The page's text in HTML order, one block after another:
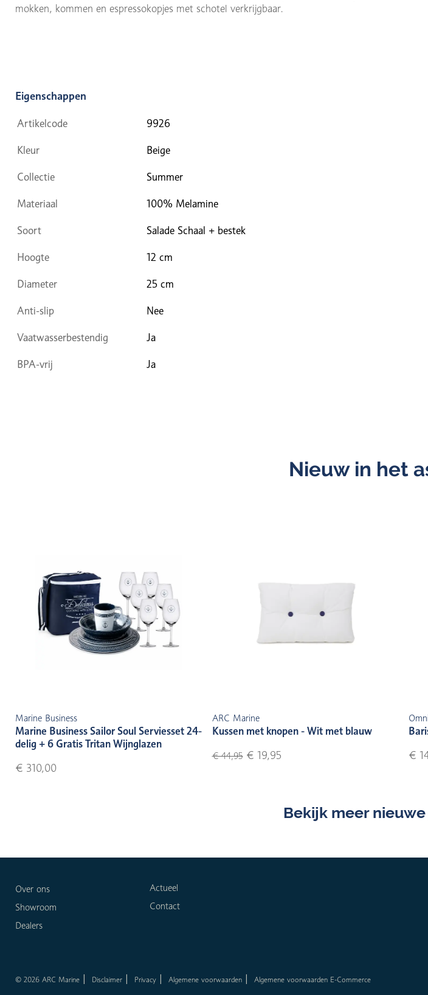
mokken, kommen en espressokopjes met schotel verkrijgbaar.
Eigenschappen
Artikelcode 9926
Kleur Beige
Collectie Summer
Materiaal 100% Melamine
Soort Salade Schaal + bestek
Hoogte 12 cm
Diameter 25 cm
Anti-slip Nee
Vaatwasserbestendig Ja
BPA-vrij Ja
Nieuw in het
Marine Business
Marine Business Sailor Soul Serviesset 24-
delig + 6 Gratis Tritan Wijnglazen
€ 310,00
ARC Marine
Kussen met knopen - Wit met blauw
€ 44,95€ 19,95
€
Bekijk meer
Over ons
Showroom
Dealers
Actueel
Contact
© 2026 ARC Marine Disclaimer Privacy Algemene voorwaarden Algemene voorwaarden E-Commerce